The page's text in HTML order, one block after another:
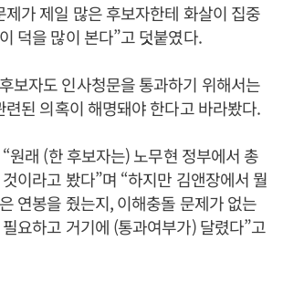
제가 제일 많은 후보자한테 화살이 집중
덕을 많이 본다”고 덧붙였다.
보자도 인사청문을 통과하기 위해서는
련된 의혹이 해명돼야 한다고 바라봤다.
원래 (한 후보자는) 노무현 정부에서 총
이라고 봤다”며 “하지만 김앤장에서 뭘
연봉을 줬는지, 이해충돌 문제가 없는
요하고 거기에 (통과여부가) 달렸다”고